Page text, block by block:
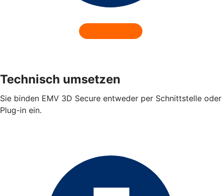
Technisch umsetzen
Sie binden EMV 3D Secure entweder per Schnittstelle oder
Plug-in ein.